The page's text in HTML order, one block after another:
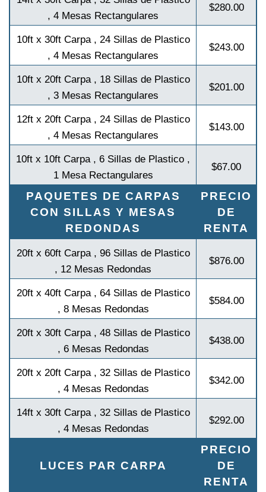
, 4 Mesas Rectangulares
$280.00
10ft x 30ft Carpa , 24 Sillas de Plastico
, 4 Mesas Rectangulares
$243.00
10ft x 20ft Carpa , 18 Sillas de Plastico
, 3 Mesas Rectangulares
$201.00
12ft x 20ft Carpa , 24 Sillas de Plastico
, 4 Mesas Rectangulares
$143.00
10ft x 10ft Carpa , 6 Sillas de Plastico ,
1 Mesa Rectangulares
$67.00
PAQUETES DE CARPAS
CON SILLAS Y MESAS
REDONDAS
PRECIO
DE
RENTA
20ft x 60ft Carpa , 96 Sillas de Plastico
, 12 Mesas Redondas
$876.00
20ft x 40ft Carpa , 64 Sillas de Plastico
, 8 Mesas Redondas
$584.00
20ft x 30ft Carpa , 48 Sillas de Plastico
, 6 Mesas Redondas
$438.00
20ft x 20ft Carpa , 32 Sillas de Plastico
, 4 Mesas Redondas
$342.00
14ft x 30ft Carpa , 32 Sillas de Plastico
, 4 Mesas Redondas
$292.00
LUCES PAR CARPA
PRECIO
DE
RENTA